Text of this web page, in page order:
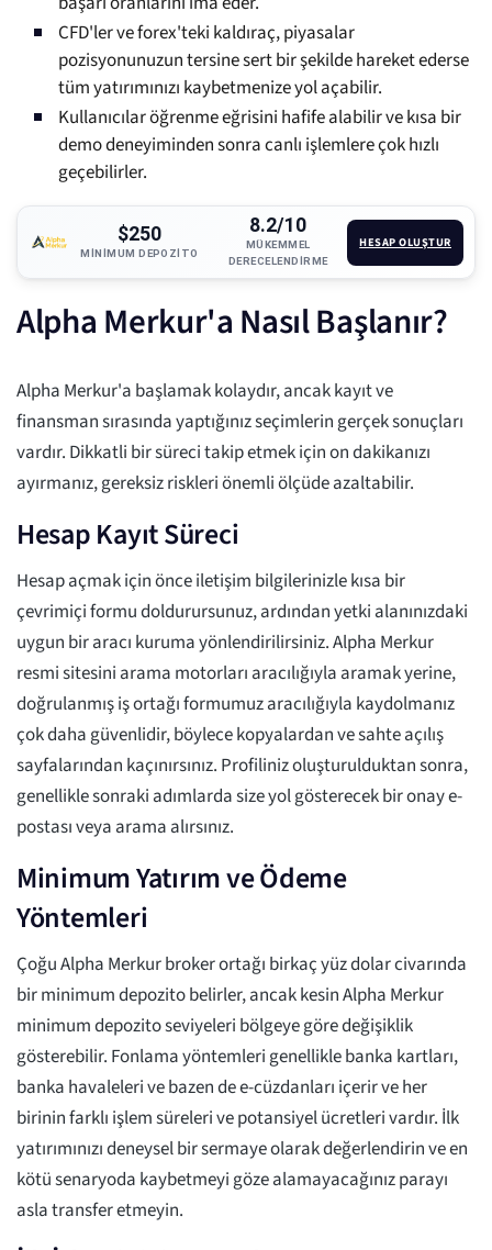
CFD'ler ve forex'teki kaldıraç, piyasalar
pozisyonunuzun tersine sert bir şekilde hareket ederse
tüm yatırımınızı kaybetmenize yol açabilir.
Kullanıcılar öğrenme eğrisini hafife alabilir ve kısa bir
demo deneyiminden sonra canlı işlemlere çok hızlı
geçebilirler.
$250
MINIMUM DEPOZITO
8.2/10
MÜKEMMEL
DERECELENDIRME
HESAP OLUŞTUR
Alpha Merkur'a Nasıl Başlanır?
Alpha Merkur'a başlamak kolaydır, ancak kayıt ve
finansman sırasında yaptığınız seçimlerin gerçek sonuçları
vardır. Dikkatli bir süreci takip etmek için on dakikanızı
ayırmanız, gereksiz riskleri önemli ölçüde azaltabilir.
Hesap Kayıt Süreci
Hesap açmak için önce iletişim bilgilerinizle kısa bir
çevrimiçi formu doldurursunuz, ardından yetki alanınızdaki
uygun bir aracı kuruma yönlendirilirsiniz. Alpha Merkur
resmi sitesini arama motorları aracılığıyla aramak yerine,
doğrulanmış iş ortağı formumuz aracılığıyla kaydolmanız
çok daha güvenlidir, böylece kopyalardan ve sahte açılış
sayfalarından kaçınırsınız. Profiliniz oluşturulduktan sonra,
genellikle sonraki adımlarda size yol gösterecek bir onay e-
postası veya arama alırsınız.
Minimum Yatırım ve Ödeme
Yöntemleri
Çoğu Alpha Merkur broker ortağı birkaç yüz dolar civarında
bir minimum depozito belirler, ancak kesin Alpha Merkur
minimum depozito seviyeleri bölgeye göre değişiklik
gösterebilir. Fonlama yöntemleri genellikle banka kartları,
banka havaleleri ve bazen de e-cüzdanları içerir ve her
birinin farklı işlem süreleri ve potansiyel ücretleri vardır. İlk
yatırımınızı deneysel bir sermaye olarak değerlendirin ve en
kötü senaryoda kaybetmeyi göze alamayacağınız parayı
asla transfer etmeyin.